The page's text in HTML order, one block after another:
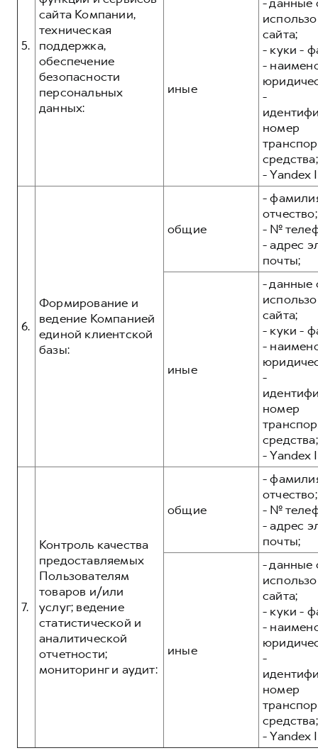
5.
сайта Компании,
техническая
поддержка,
обеспечение
безопасности
персональных
данных:
иные
сайта;
- куки -
-
-
номер
средства;
- Yandex
6.
Формирование и
ведение Компанией
единой клиентской
базы:
общие
-
отчество;
- №
- адрес
почты;
иные
- данные
сайта;
- куки -
-
-
номер
средства;
- Yandex
7.
Контроль качества
предоставляемых
Пользователям
товаров и/или
услуг; ведение
статистической и
аналитической
отчетности;
мониторинг и аудит:
общие
-
отчество;
- №
- адрес
почты;
иные
- данные
сайта;
- куки -
-
-
номер
средства;
- Yandex